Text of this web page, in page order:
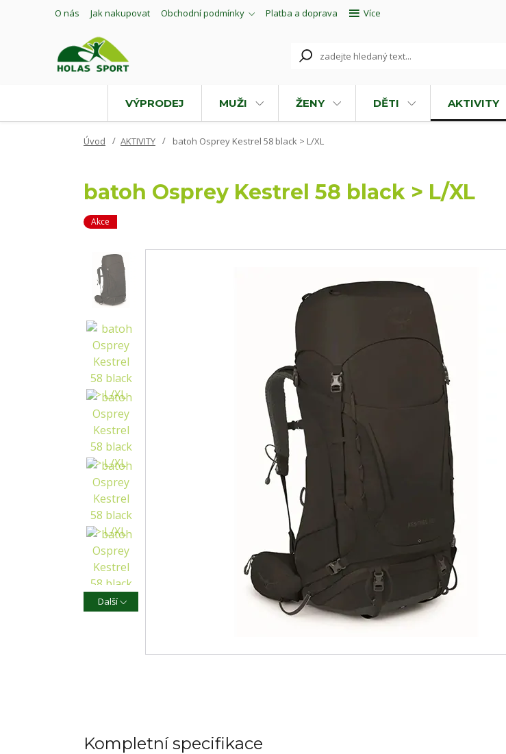
O nás Jak nakupovat Obchodní podmínky Platba a doprava Více
VÝPRODEJ MUŽI ŽENY DĚTI AKTIVITY
Úvod AKTIVITY batoh Osprey Kestrel 58 black > L/XL
batoh Osprey Kestrel 58 black > L/XL
Akce
Další
Kompletní specifikace